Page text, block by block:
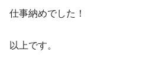
仕事納めでした！
以上です。